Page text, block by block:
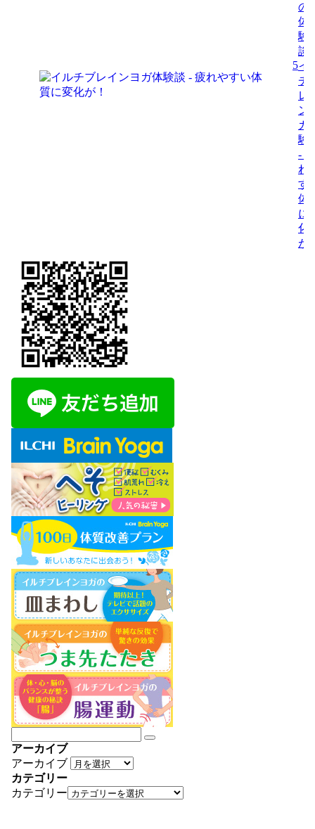
の
体
験
談
5イ
チ
レ
ン
ガ
験
- 疲
れ
す
体
に
化
が
アーカイブ
アーカイブ
カテゴリー
カテゴリー